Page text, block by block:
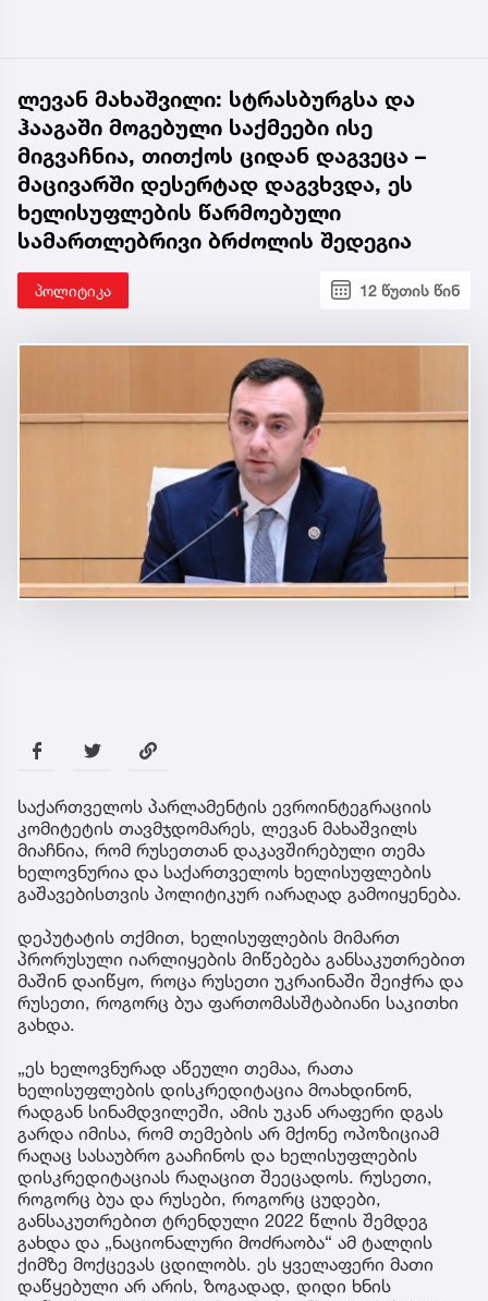
ლევან მახაშვილი: სტრასბურგსა და
ჰააგაში მოგებული საქმეები ისე
მიგვაჩნია, თითქოს ციდან დაგვეცა –
მაცივარში დესერტად დაგვხვდა, ეს
ხელისუფლების წარმოებული
სამართლებრივი ბრძოლის შედეგია
პოლიტიკა 12 წუთის წინ
საქართველოს პარლამენტის ევროინტეგრაციის
კომიტეტის თავმჯდომარეს, ლევან მახაშვილს
მიაჩნია, რომ რუსეთთან დაკავშირებული თემა
ხელოვნურია და საქართველოს ხელისუფლების
გაშავებისთვის პოლიტიკურ იარაღად გამოიყენება.
დეპუტატის თქმით, ხელისუფლების მიმართ
პრორუსული იარლიყების მიწებება განსაკუთრებით
მაშინ დაიწყო, როცა რუსეთი უკრაინაში შეიჭრა და
რუსეთი, როგორც ბუა ფართომასშტაბიანი საკითხი
გახდა.
„ეს ხელოვნურად აწეული თემაა, რათა
ხელისუფლების დისკრედიტაცია მოახდინონ,
რადგან სინამდვილეში, ამის უკან არაფერი დგას
გარდა იმისა, რომ თემების არ მქონე ოპოზიციამ
რაღაც სასაუბრო გააჩინოს და ხელისუფლების
დისკრედიტაციას რაღაცით შეეცადოს. რუსეთი,
როგორც ბუა და რუსები, როგორც ცუდები,
განსაკუთრებით ტრენდული 2022 წლის შემდეგ
გახდა და „ნაციონალური მოძრაობა“ ამ ტალღის
ქიმზე მოქცევას ცდილობს. ეს ყველაფერი მათი
დაწყებული არ არის, ზოგადად, დიდი ხნის